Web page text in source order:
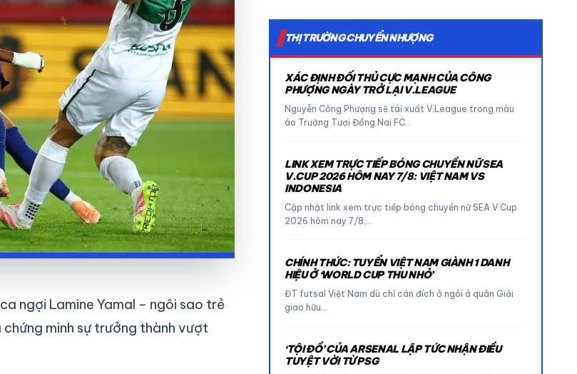
ngợi Lamine Yamal – ngôi sao trẻ
minh sự trưởng thành vượt
THỊ TRƯỜNG CHUYỂN NHƯỢNG
XÁC ĐỊNH ĐỐI THỦ CỰC MẠNH CỦA CÔNG
PHƯỢNG NGÀY TRỞ LẠI V.LEAGUE
Nguyễn Công Phượng sẽ tái xuất V.League trong màu
áo Trường Tươi Đồng Nai FC…
LINK XEM TRỰC TIẾP BÓNG CHUYỀN NỮ SEA
V.CUP 2026 HÔM NAY 7/8: VIỆT NAM VS
INDONESIA
Cập nhật link xem trực tiếp bóng chuyền nữ SEA V.Cup
2026 hôm nay 7/8,…
CHÍNH THỨC: TUYỂN VIỆT NAM GIÀNH 1 DANH
HIỆU Ở ‘WORLD CUP THU NHỎ’
ĐT futsal Việt Nam dù chỉ cán đích ở ngôi á quân Giải
giao hữu…
‘TỘI ĐỒ’ CỦA ARSENAL LẬP TỨC NHẬN ĐIỀU
TUYỆT VỜI TỪ PSG